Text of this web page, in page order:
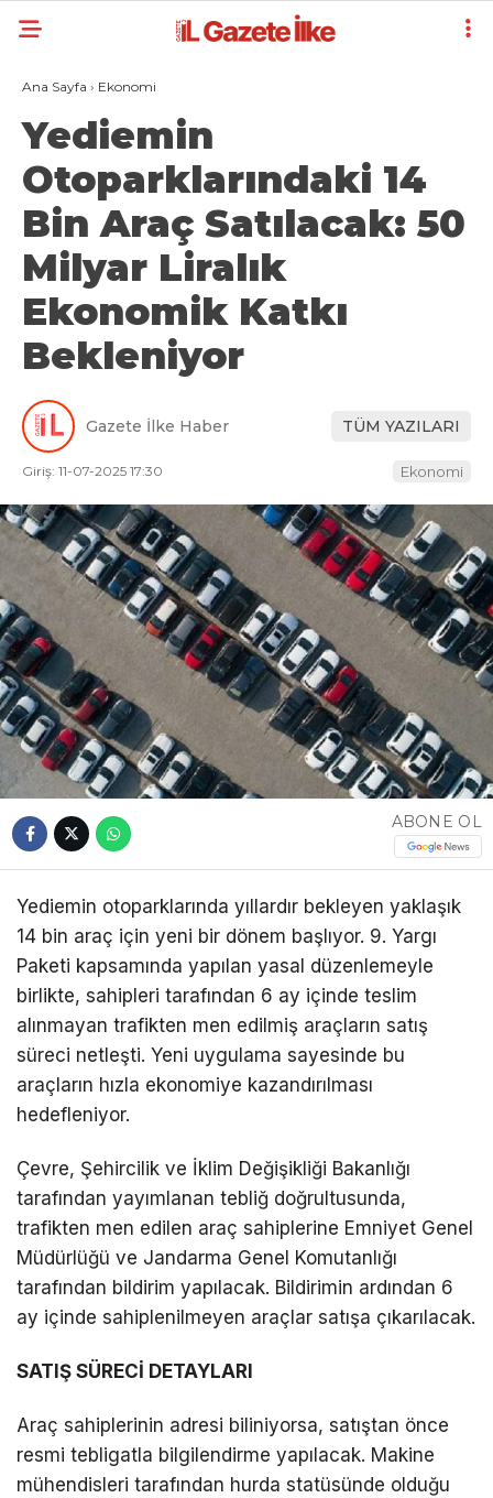
Ana Sayfa › Ekonomi
Yediemin
Otoparklarındaki 14
Bin Araç Satılacak: 50
Milyar Liralık
Ekonomik Katkı
Bekleniyor
Gazete İlke Haber TÜM YAZILARI
Giriş: 11-07-2025 17:30 Ekonomi
ABONE OL
Yediemin otoparklarında yıllardır bekleyen yaklaşık
14 bin araç için yeni bir dönem başlıyor. 9. Yargı
Paketi kapsamında yapılan yasal düzenlemeyle
birlikte, sahipleri tarafından 6 ay içinde teslim
alınmayan trafikten men edilmiş araçların satış
süreci netleşti. Yeni uygulama sayesinde bu
araçların hızla ekonomiye kazandırılması
hedefleniyor.
Çevre, Şehircilik ve İklim Değişikliği Bakanlığı
tarafından yayımlanan tebliğ doğrultusunda,
trafikten men edilen araç sahiplerine Emniyet Genel
Müdürlüğü ve Jandarma Genel Komutanlığı
tarafından bildirim yapılacak. Bildirimin ardından 6
ay içinde sahiplenilmeyen araçlar satışa çıkarılacak.
SATIŞ SÜRECİ DETAYLARI
Araç sahiplerinin adresi biliniyorsa, satıştan önce
resmi tebligatla bilgilendirme yapılacak. Makine
mühendisleri tarafından hurda statüsünde olduğu